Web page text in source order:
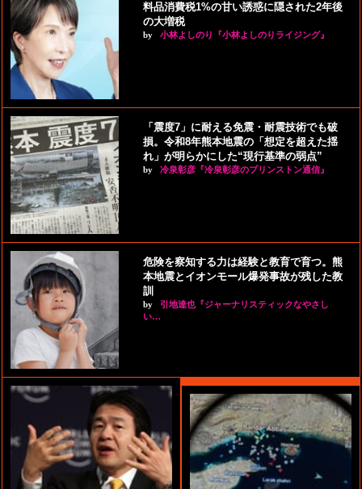
料品消費税1%の甘い誘惑に隠された2年後
の大増税
by 小林よしのり『小林よしのりライジング』
「震度7」に耐える免震・耐震技術でも破
損。令和8年熊本地震の「想定を超えた揺
れ」が明らかにした“現行基準の弱点”
by 冷泉彰彦『冷泉彰彦のプリンストン通信』
危険を察知する力は経験と教育で育つ。熊
本地震とイオンモール爆発事故が残した教
訓
by
引地達也『ジャーナリスティックなやさし
い…